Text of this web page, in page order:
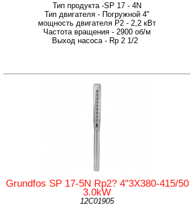
Тип продукта -SP 17 - 4N
Тип двигателя - Погружной 4"
мощность двигателя Р2 - 2,2 кВт
Частота вращения - 2900 об/м
Выход насоса - Rp 2 1/2
Grundfos SP 17-5N Rp2? 4"3X380-415/50
3.0kW
12C01905